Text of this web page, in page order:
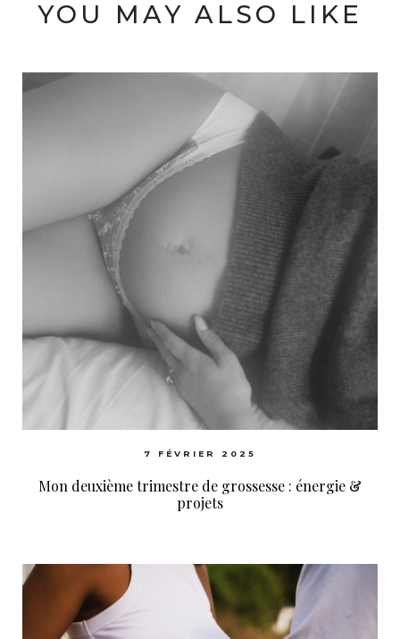
YOU MAY ALSO LIKE
7 FÉVRIER 2025
Mon deuxième trimestre de grossesse : énergie &
projets